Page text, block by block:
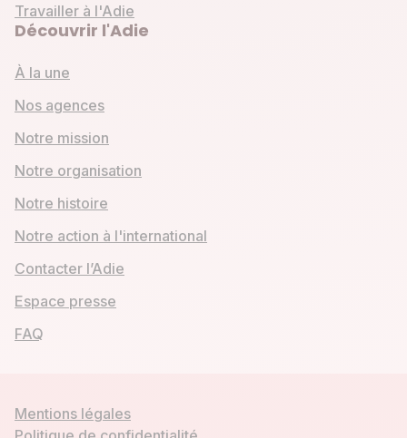
Travailler à l'Adie
Découvrir l'Adie
À la une
Nos agences
Notre mission
Notre organisation
Notre histoire
Notre action à l'international
Contacter l’Adie
Espace presse
FAQ
Mentions légales